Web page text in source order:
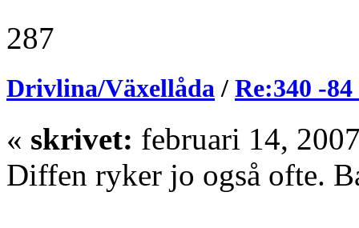
287
Drivlina/Växellåda / Re:340 -
« skrivet: februari 14,
Diffen ryker jo også ofte.